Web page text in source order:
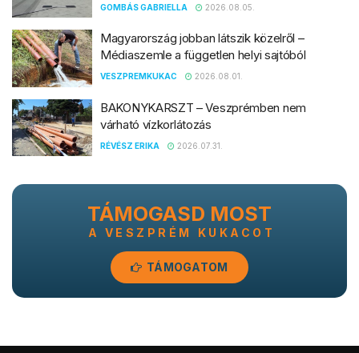
GOMBÁS GABRIELLA 2026.08.05.
Magyarország jobban látszik közelről –
Médiaszemle a független helyi sajtóból
VESZPREMKUKAC 2026.08.01.
BAKONYKARSZT – Veszprémben nem
várható vízkorlátozás
RÉVÉSZ ERIKA 2026.07.31.
TÁMOGASD MOST
A VESZPRÉM KUKACOT
TÁMOGATOM